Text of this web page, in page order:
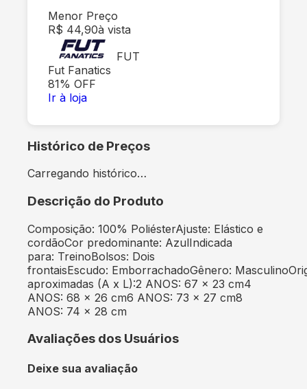
Menor Preço
R$ 44,90à vista
FUT
Fut Fanatics
81% OFF
Ir à loja
Histórico de Preços
Carregando histórico…
Descrição do Produto
Composição: 100% PoliésterAjuste: Elástico e
cordãoCor predominante: AzulIndicada
para: TreinoBolsos: Dois
frontaisEscudo: EmborrachadoGênero:
aproximadas (A x L):2 ANOS: 67 x 23 cm4
ANOS: 68 x 26 cm6 ANOS: 73 x 27 cm8
ANOS: 74 x 28 cm
Avaliações dos Usuários
Deixe sua avaliação